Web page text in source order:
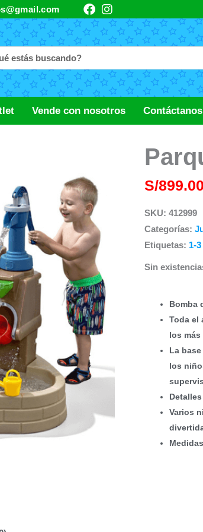
F
a
c
e
o
o
k
I
n
s
t
g
r
a
Vende con nosotros Contáctanos
S/899.00
SKU: 412999
Categorías:
Etiquetas: 1-
Sin
Bomba
Toda el
los
La
los
Varios